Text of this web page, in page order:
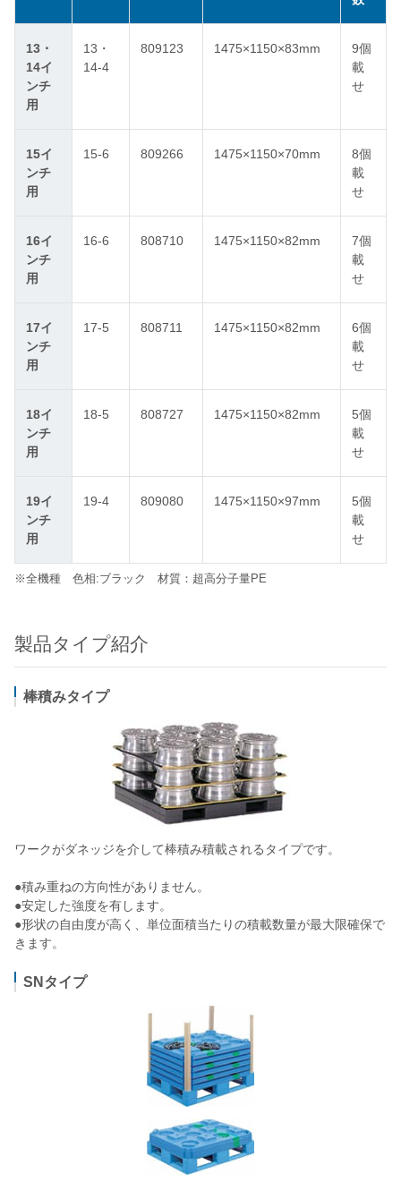
13・
14イ
ンチ
用
13・
14-4
809123 1475×1150×83mm
9個
載
せ
15イ
ンチ
用
15-6 809266 1475×1150×70mm
8個
載
せ
16イ
ンチ
用
16-6 808710 1475×1150×82mm
7個
載
せ
17イ
ンチ
用
17-5 808711 1475×1150×82mm
6個
載
せ
18イ
ンチ
用
18-5 808727 1475×1150×82mm
5個
載
せ
19イ
ンチ
用
19-4 809080 1475×1150×97mm
5個
載
せ
※全機種 色相:ブラック 材質：超高分子量PE
製品タイプ紹介
棒積みタイプ
ワークがダネッジを介して棒積み積載されるタイプです。
●積み重ねの方向性がありません。
●安定した強度を有します。
●形状の自由度が高く、単位面積当たりの積載数量が最大限確保で
きます。
SNタイプ